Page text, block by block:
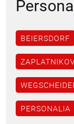
BEIERSDORF
PERSONALIA